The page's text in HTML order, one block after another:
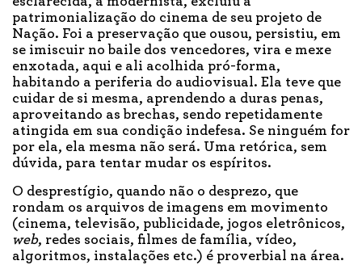
patrimonialização do cinema de seu projeto de
Nação. Foi a preservação que ousou, persistiu, em
se imiscuir no baile dos vencedores, vira e mexe
enxotada, aqui e ali acolhida pró-forma,
habitando a periferia do audiovisual. Ela teve que
cuidar de si mesma, aprendendo a duras penas,
aproveitando as brechas, sendo repetidamente
atingida em sua condição indefesa. Se ninguém for
por ela, ela mesma não será. Uma retórica, sem
dúvida, para tentar mudar os espíritos.
O desprestígio, quando não o desprezo, que
rondam os arquivos de imagens em movimento
(cinema, televisão, publicidade, jogos eletrônicos,
web, redes sociais, filmes de família, vídeo,
algoritmos, instalações etc.) é proverbial na área.